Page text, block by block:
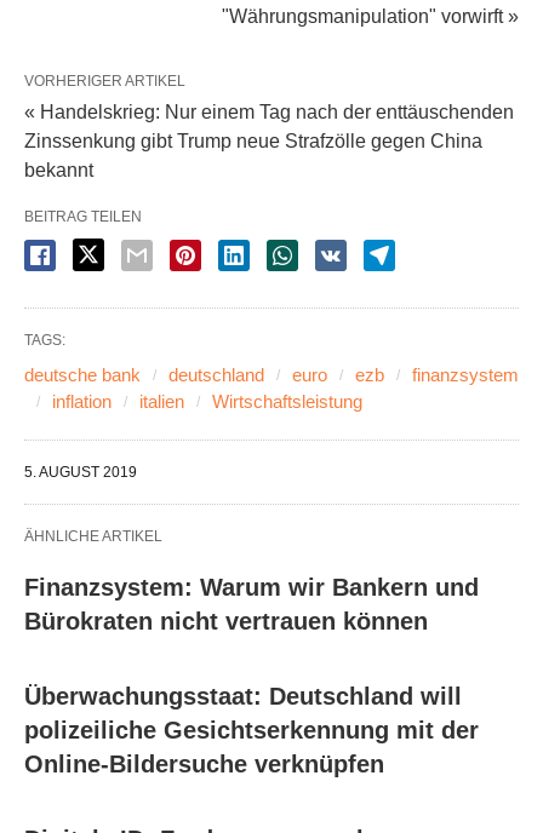
"Währungsmanipulation" vorwirft »
VORHERIGER ARTIKEL
« Handelskrieg: Nur einem Tag nach der enttäuschenden
Zinssenkung gibt Trump neue Strafzölle gegen China
bekannt
BEITRAG TEILEN
TAGS:
deutsche bank deutschland euro ezb
finanzsystem
inflation
italien Wirtschaftsleistung
5. AUGUST 2019
ÄHNLICHE ARTIKEL
Finanzsystem: Warum wir Bankern und
Bürokraten nicht vertrauen können
Überwachungsstaat: Deutschland will
polizeiliche Gesichtserkennung mit der
Online-Bildersuche verknüpfen